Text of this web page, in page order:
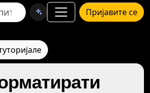
Пријавите се